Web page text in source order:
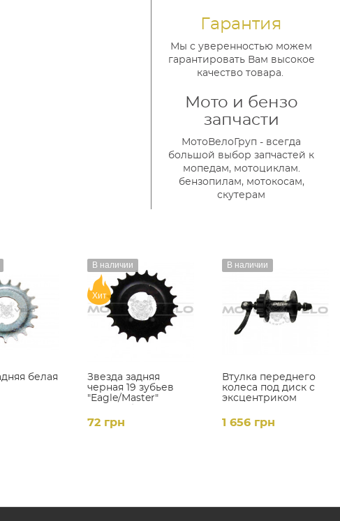
Гарантия
Мы с уверенностью можем
гарантировать Вам высокое
качество товара.
Мото и бензо
запчасти
МотоВелоГруп - всегда
большой выбор запчастей к
мопедам, мотоциклам.
бензопилам, мотокосам,
скутерам
белая
Звезда задняя
черная 19 зубьев
"Eagle/Master"
В наличии
Хит
72 грн
Втулка переднего
колеса под диск с
эксцентриком
(#MD)
В наличии
1 656 грн